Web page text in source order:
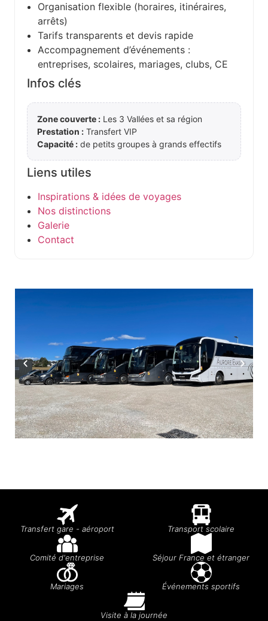
Organisation flexible (horaires, itinéraires,
arrêts)
Tarifs transparents et devis rapide
Accompagnement d’événements :
entreprises, scolaires, mariages, clubs, CE
Infos clés
Zone couverte : Les 3 Vallées et sa région
Prestation : Transfert VIP
Capacité : de petits groupes à grands effectifs
Liens utiles
Inspirations & idées de voyages
Nos distinctions
Galerie
Contact
Transfert gare - aéroport Transport scolaire
Comité d'entreprise Séjour France et étranger
Mariages Événements sportifs
Visite à la journée